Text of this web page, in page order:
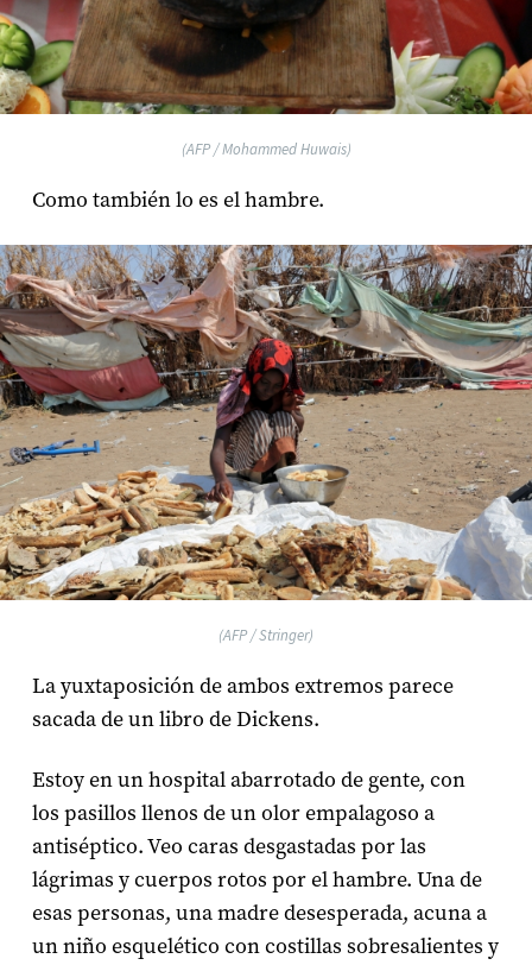
(AFP / Mohammed Huwais)
Como también lo es el hambre.
(AFP / Stringer)
La yuxtaposición de ambos extremos parece
sacada de un libro de Dickens.
Estoy en un hospital abarrotado de gente, con
los pasillos llenos de un olor empalagoso a
antiséptico. Veo caras desgastadas por las
lágrimas y cuerpos rotos por el hambre. Una de
esas personas, una madre desesperada, acuna a
un niño esquelético con costillas sobresalientes y